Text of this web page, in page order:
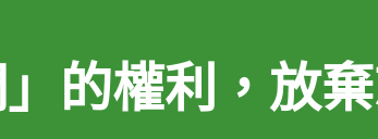
的權利，放